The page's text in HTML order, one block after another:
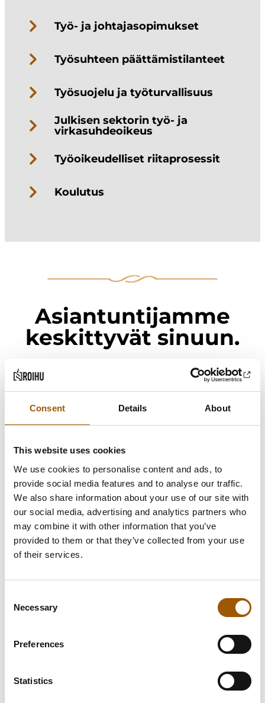
Consent Details About
This website uses cookies
We use cookies to personalise content and ads, to
provide social media features and to analyse our traffic.
We also share information about your use of our site with
our social media, advertising and analytics partners who
may combine it with other information that you’ve
provided to them or that they’ve collected from your use
of their services.
Selection
Necessary
Preferences
Statistics
Työ- ja johtajasopimukset
Työsuhteen päättämistilanteet
Työsuojelu ja työturvallisuus
Julkisen sektorin työ- ja
virkasuhdeoikeus
Työoikeudelliset riitaprosessit
Koulutus
Asiantuntijamme
keskittyvät sinuun.
Työoikeudelliset kysymykset ovat
monitahoisia, vaikka saattavat näyttää
yksinkertaisilta. Ne vaativat työoikeuden
eri osa-alueiden monipuolista ja syvää
osaamista. Työoikeustiimimme on
tekijöistä. Ota yhteyttä!